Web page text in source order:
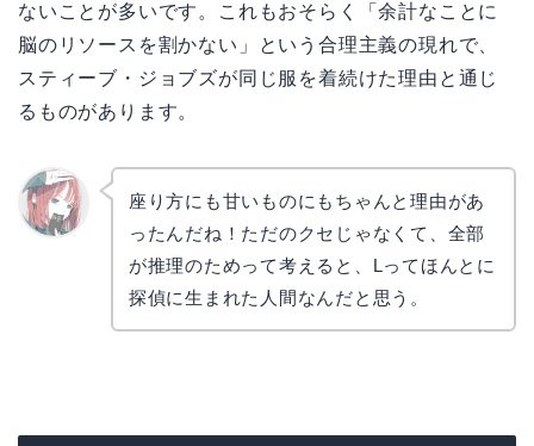
ないことが多いです。これもおそらく「余計なことに
脳のリソースを割かない」という合理主義の現れで、
スティーブ・ジョブズが同じ服を着続けた理由と通じ
るものがあります。
座り方にも甘いものにもちゃんと理由があ
ったんだね！ただのクセじゃなくて、全部
が推理のためって考えると、Lってほんとに
探偵に生まれた人間なんだと思う。